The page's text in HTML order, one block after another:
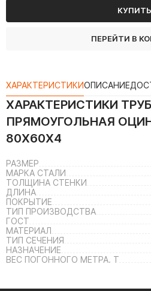
КУПИТЬ
ПЕРЕЙТИ В
ХАРАКТЕРИСТИКИОПИСАНИЕ
ХАРАКТЕРИСТИКИ
ПРЯМОУГОЛЬНАЯ
80Х60Х4
РАЗМЕР
МАРКА СТАЛИ
ТОЛЩИНА СТЕНКИ
ДЛИНА
ПОКРЫТИЕ
ТИП ПРОИЗВОДСТВА
ГОСТ
МАТЕРИАЛ
ТИП СЕЧЕНИЯ
НАЗНАЧЕНИЕ
ВЕС ПОГОННОГО МЕТРА. Т